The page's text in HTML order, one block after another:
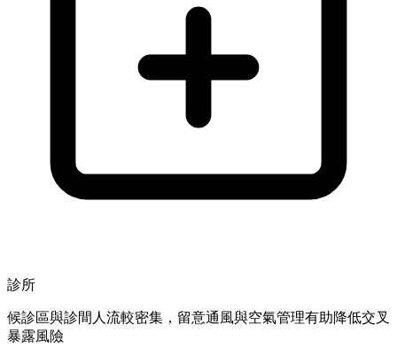
診所
候診區與診間人流較密集，留意通風與空氣管理有助降低交叉
暴露風險